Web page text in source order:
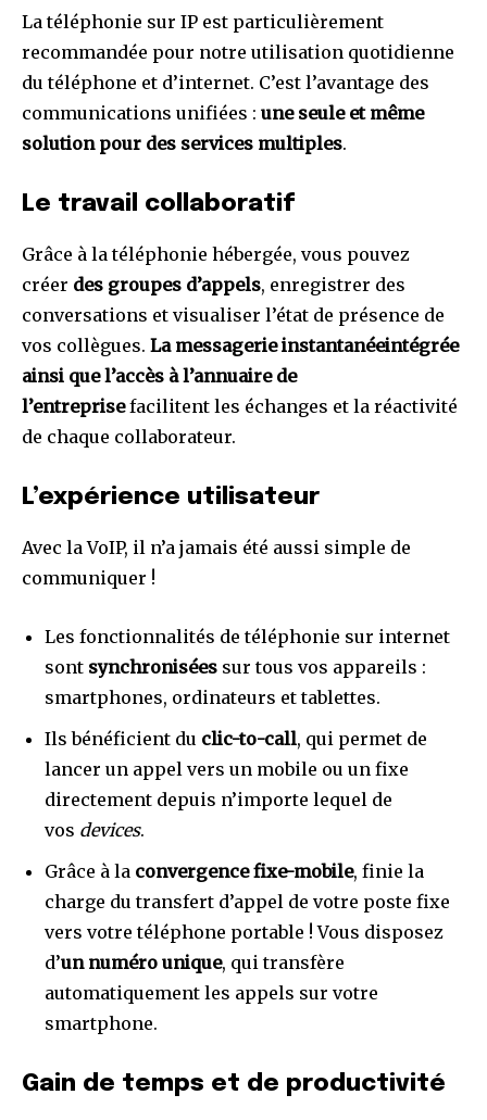
La téléphonie sur IP est particulièrement
recommandée pour notre utilisation quotidienne
du téléphone et d’internet. C’est l’avantage des
communications unifiées : une seule et même
solution pour des services multiples.
Le travail collaboratif
Grâce à la téléphonie hébergée, vous pouvez
créer des groupes d’appels, enregistrer des
conversations et visualiser l’état de présence de
vos collègues. La messagerie instantanéeintégrée
ainsi que l’accès à l’annuaire de
l’entreprisefacilitent les échanges et la réactivité
de chaque collaborateur.
L’expérience utilisateur
Avec la VoIP, il n’a jamais été aussi simple de
communiquer !
Les fonctionnalités de téléphonie sur internet
sont synchronisées sur tous vos appareils :
smartphones, ordinateurs et tablettes.
Ils bénéficient du clic-to-call, qui permet de
lancer un appel vers un mobile ou un fixe
directement depuis n’importe lequel de
vos devices.
Grâce à la convergence fixe-mobile, finie la
charge du transfert d’appel de votre poste fixe
vers votre téléphone portable ! Vous disposez
d’un numéro unique, qui transfère
automatiquement les appels sur votre
smartphone.
Gain de temps et de productivité